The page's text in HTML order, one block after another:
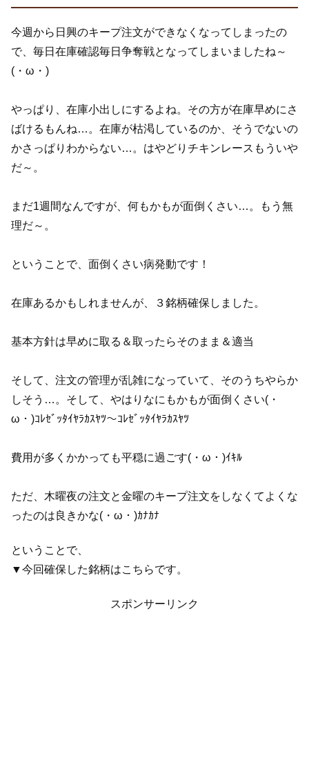
今週から日興のキープ注文ができなくなってしまったの
で、毎日在庫確認毎日争奪戦となってしまいましたね～
(・ω・)
やっぱり、在庫小出しにするよね。その方が在庫早めにさ
ばけるもんね…。在庫が枯渇しているのか、そうでないの
かさっぱりわからない…。はやどりチキンレースもういや
だ～。
まだ1週間なんですが、何もかもが面倒くさい…。もう無
理だ～。
ということで、面倒くさい病発動です！
在庫あるかもしれませんが、３銘柄確保しました。
基本方針は早めに取る＆取ったらそのまま＆適当
そして、注文の管理が乱雑になっていて、そのうちやらか
しそう…。そして、やはりなにもかもが面倒くさい(・
ω・)ｺﾚｾﾞｯﾀｲﾔﾗｶｽﾔﾂ～ｺﾚｾﾞｯﾀｲﾔﾗｶｽﾔﾂ
費用が多くかかっても平穏に過ごす(・ω・)ｲｷﾙ
ただ、木曜夜の注文と金曜のキープ注文をしなくてよくな
ったのは良きかな(・ω・)ｶﾅｶﾅ
ということで、
▼今回確保した銘柄はこちらです。
スポンサーリンク